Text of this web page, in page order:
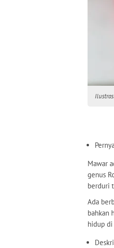
Mawar
genus
berduri
Ada
bahkan
hidup di